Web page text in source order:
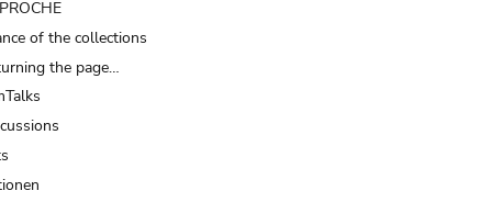
of the collections
the page…